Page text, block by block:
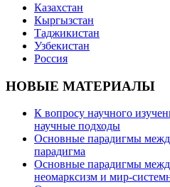
Казахстан
Кыргызстан
Таджикистан
Узбекистан
Россия
НОВЫЕ МАТЕРИАЛЫ
К вопросу научного
научные подходы
Основные парадигмы
парадигма
Основные парадигмы
неомарксизм и мир-